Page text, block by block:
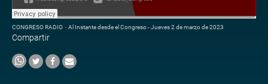
CONGRESO RADIO · Al Instante desde el Congreso - Jueves 2 de marzo de 2023
Compartir